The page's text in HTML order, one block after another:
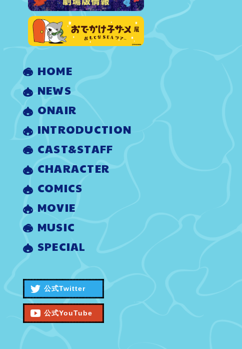
HOME
NEWS
ONAIR
INTRODUCTION
CAST&STAFF
CHARACTER
COMICS
MOVIE
MUSIC
SPECIAL
公式Twitter
公式YouTube